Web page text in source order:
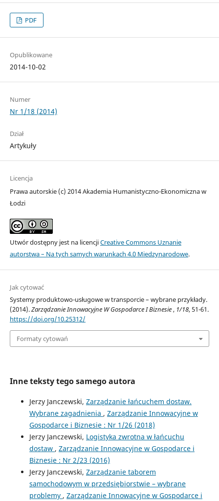
PDF
Opublikowane
2014-10-02
Numer
Nr 1/18 (2014)
Dział
Artykuły
Licencja
Prawa autorskie (c) 2014 Akademia Humanistyczno-Ekonomiczna w
Łodzi
Utwór dostępny jest na licencjiCreative Commons Uznanie
autorstwa – Na tych samych warunkach 4.0 Miedzynarodowe.
Jak cytować
Systemy produktowo-usługowe w transporcie – wybrane przykłady.
(2014).Zarządzanie Innowacyjne W Gospodarce I Biznesie, 1/18, 51-61.
https://doi.org/10.25312/
Formaty cytowań
Inne teksty tego samego autora
Jerzy Janczewski, Zarządzanie łańcuchem dostaw.
Wybrane zagadnienia , Zarządzanie Innowacyjne w
Gospodarce i Biznesie : Nr 1/26 (2018)
Jerzy Janczewski, Logistyka zwrotna w łańcuchu
dostaw , Zarządzanie Innowacyjne w Gospodarce i
Biznesie : Nr 2/23 (2016)
Jerzy Janczewski, Zarządzanie taborem
samochodowym w przedsiębiorstwie – wybrane
problemy , Zarządzanie Innowacyjne w Gospodarce i